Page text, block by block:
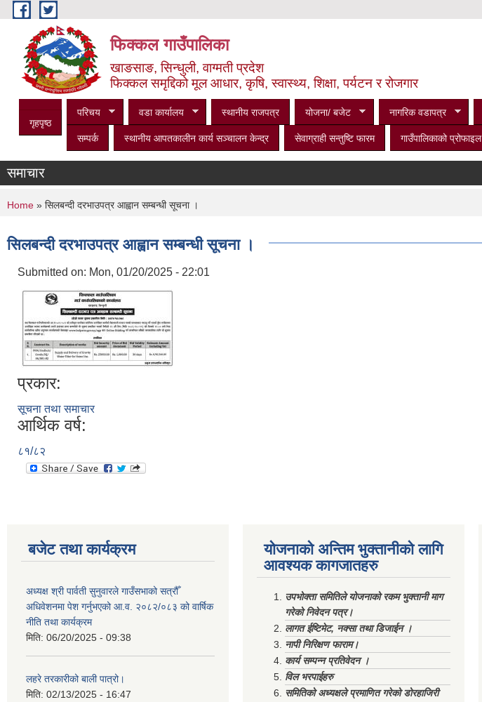
Skip to main content
फिक्कल गाउँपालिका
खाङसाङ, सिन्धुली, वाग्मती प्रदेश
फिक्कल समृद्दिको मूल आधार, कृषि, स्वास्थ्य, शिक्षा, पर्यटन र रोजगार
गृहपृष्ठ
परिचय वडा कार्यालय स्थानीय राजपत्र योजना/ बजेट नागरिक वडापत्र
सम्पर्क स्थानीय आपतकालीन कार्य सञ्‍चालन केन्द्र सेवाग्राही सन्तुष्टि फारम गाउँपालिकाको प्रोफाइल
समाचार
You are here
Home » सिलबन्दी दरभाउपत्र आह्वान सम्बन्धी सूचना ।
सिलबन्दी दरभाउपत्र आह्वान सम्बन्धी सूचना ।
Submitted on: Mon, 01/20/2025 - 22:01
प्रकार:
सूचना तथा समाचार
आर्थिक वर्ष:
८१/८२
बजेट तथा कार्यक्रम
अध्यक्ष श्री पार्वती सुनुवारले गाउँसभाको सत्रौँ
अधिवेशनमा पेश गर्नुभएको आ.व. २०८२/०८३ को वार्षिक
नीति तथा कार्यक्रम
मिति: 06/20/2025 - 09:38
लहरे तरकारीको बाली पात्रो।
मिति: 02/13/2025 - 16:47
योजनाको अन्तिम भुक्तानीको लागि
आवश्यक कागजातहरु
उपभोक्ता समितिले योजनाको रकम भुक्तानी माग
गरेको निवेदन पत्र।
लागत ईष्टिमेट, नक्सा तथा डिजाईन ।
नापी निरिक्षण फाराम।
कार्य सम्पन्न प्रतिवेदन ।
विल भरपाईहरु
समितिको अध्यक्षले प्रमाणित गरेको डोरहाजिरी